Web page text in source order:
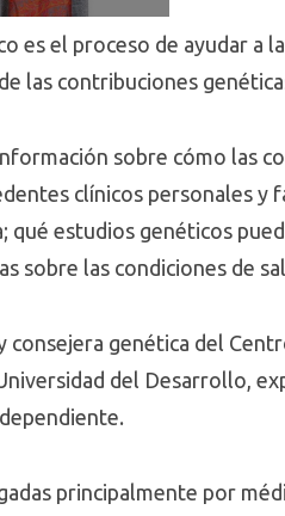
es el proceso de ayudar a
las contribuciones
sobre cómo las
clínicos personales
qué estudios genéticos
sobre las condiciones de
consejera genética del
del Desarrollo,
principalmente por